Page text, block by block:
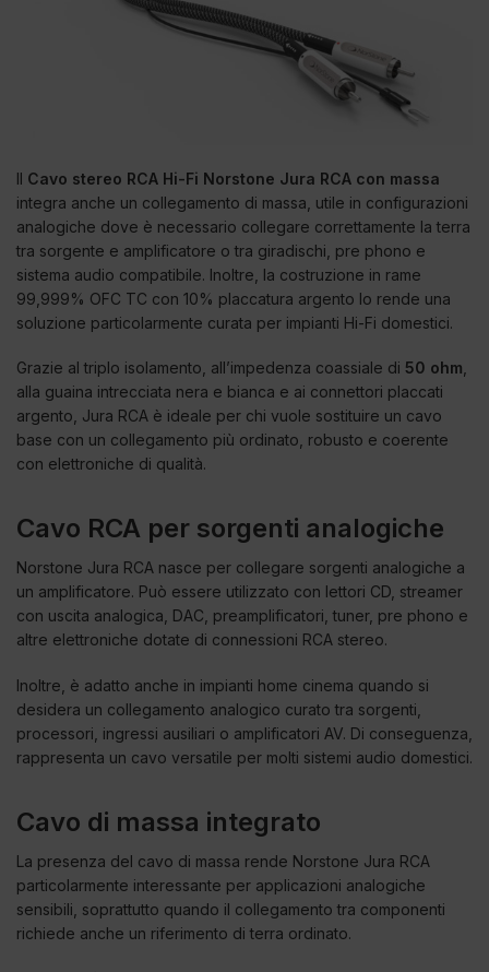
Il Cavo stereo RCA Hi-Fi Norstone Jura RCA con massa
integra anche un collegamento di massa, utile in configurazioni
analogiche dove è necessario collegare correttamente la terra
tra sorgente e amplificatore o tra giradischi, pre phono e
sistema audio compatibile. Inoltre, la costruzione in rame
99,999% OFC TC con 10% placcatura argento lo rende una
soluzione particolarmente curata per impianti Hi-Fi domestici.
Grazie al triplo isolamento, all’impedenza coassiale di 50 ohm
alla guaina intrecciata nera e bianca e ai connettori placcati
argento, Jura RCA è ideale per chi vuole sostituire un cavo
base con un collegamento più ordinato, robusto e coerente
con elettroniche di qualità.
Cavo RCA per sorgenti analogiche
Norstone Jura RCA nasce per collegare sorgenti analogiche a
un amplificatore. Può essere utilizzato con lettori CD, streamer
con uscita analogica, DAC, preamplificatori, tuner, pre phono e
altre elettroniche dotate di connessioni RCA stereo.
Inoltre, è adatto anche in impianti home cinema quando si
desidera un collegamento analogico curato tra sorgenti,
processori, ingressi ausiliari o amplificatori AV. Di conseguenza,
rappresenta un cavo versatile per molti sistemi audio domestici.
Cavo di massa integrato
La presenza del cavo di massa rende Norstone Jura RCA
particolarmente interessante per applicazioni analogiche
sensibili, soprattutto quando il collegamento tra componenti
richiede anche un riferimento di terra ordinato.